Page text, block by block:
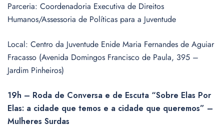
Parceria: Coordenadoria Executiva de Direitos
Humanos/Assessoria de Políticas para a Juventude
Local: Centro da Juventude Enide Maria Fernandes de Aguiar
Fracasso (Avenida Domingos Francisco de Paula, 395 –
Jardim Pinheiros)
19h – Roda de Conversa e de Escuta “Sobre Elas Por
Elas: a cidade que temos e a cidade que queremos” –
Mulheres Surdas